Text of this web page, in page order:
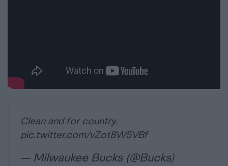
Clean and for country.
pic.twitter.com/vZot8W5VBf
— Milwaukee Bucks (@Bucks)